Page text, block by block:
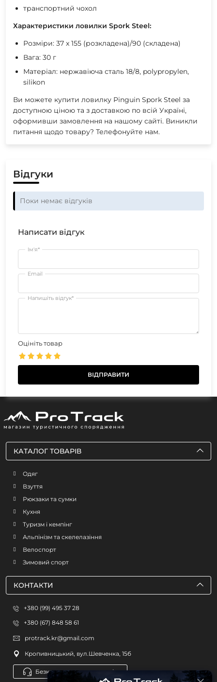
транспортний чохол
Характеристики ловилки Spork Steel:
Розміри: 37 x 155 (розкладена)/90 (складена)
Вага: 30 г
Матеріал: нержавіюча сталь 18/8, polypropylen,
silikon
Ви можете купити ловилку Pinguin Spork Steel за
доступною ціною та з доставкою по всій Україні,
оформивши замовлення на нашому сайті. Виникли
питання щодо товару? Телефонуйте нам.
Відгуки
Поки немає відгуків
Написати відгук
Ім'я*
Email
Напишіть відгук*
Оцініть товар
КАТАЛОГ ТОВАРІВ
Одяг
Взуття
Рюкзаки та сумки
Кухня
Туризм і кемпінг
Альпінізм та скелелазіння
Велоспорт
Зимовий спорт
КОНТАКТИ
+380 (99) 495 37 28
+380 (67) 848 58 61
protrack.kr@gmail.com
Кропивницький, вул.Шевченка, 15б
Безкоштовна консультація